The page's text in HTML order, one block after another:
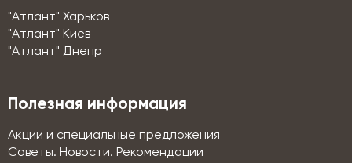
"Атлант" Харьков
"Атлант" Киев
"Атлант" Днепр
Полезная информация
Акции и специальные предложения
Советы. Новости. Рекомендации